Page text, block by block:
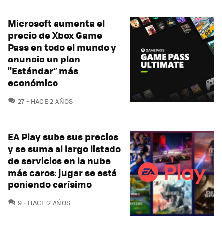
Microsoft aumenta el
precio de Xbox Game
Pass en todo el mundo y
anuncia un plan
"Estándar” más
económico
27COMENTARIOS
HACE 2 AÑOS
EA Play sube sus precios
y se suma al largo listado
de servicios en la nube
más caros: jugar se está
poniendo carísimo
9 COMENTARIOS
HACE 2 AÑOS